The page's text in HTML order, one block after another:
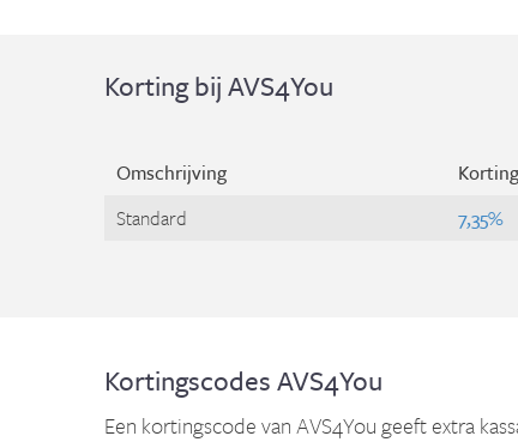
Korting bij AVS4You
Omschrijving
Standard
7,35%
Kortingscodes AVS4You
Een kortingscode van AVS4You geeft extra